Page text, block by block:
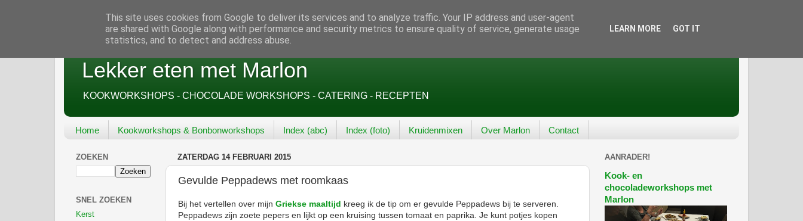
Lekker eten met Marlon
KOOKWORKSHOPS - CHOCOLADE WORKSHOPS - CATERING - RECEPTEN
Home Kookworkshops & Bonbonworkshops Index (abc) Index (foto) Kruidenmixen Over Marlon Contact
ZATERDAG 14 FEBRUARI 2015
Gevulde Peppadews met roomkaas
Bij het vertellen over mijn Griekse maaltijd kreeg ik de tip om er gevulde Peppadews bij te serveren.
Peppadews zijn zoete pepers en lijkt op een kruising tussen tomaat en paprika. Je kunt potjes kopen
ZOEKEN
SNEL ZOEKEN
Kerst
AANRADER!
Kook- en
chocoladeworkshops met
Marlon
This site uses cookies from Google to deliver its services and to analyze traffic. Your IP address and user-agent
are shared with Google along with performance and security metrics to ensure quality of service, generate usage
statistics, and to detect and address abuse.
LEARN MORE GOT IT